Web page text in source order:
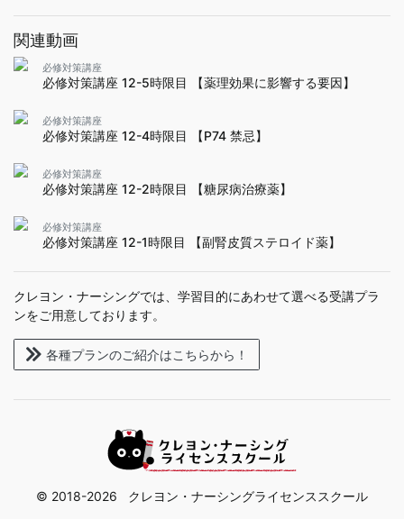
関連動画
必修対策講座
必修対策講座 12-5時限目 【薬理効果に影響する要因】
必修対策講座
必修対策講座 12-4時限目 【P74 禁忌】
必修対策講座
必修対策講座 12-2時限目 【糖尿病治療薬】
必修対策講座
必修対策講座 12-1時限目 【副腎皮質ステロイド薬】
クレヨン・ナーシングでは、学習目的にあわせて選べる受講プラ
ンをご用意しております。
各種プランのご紹介はこちらから！
© 2018-2026 クレヨン・ナーシングライセンススクール